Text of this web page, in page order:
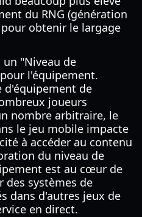
du RNG (génération
obtenir le largage
"Niveau de
l'équipement.
d'équipement de
joueurs
nombre arbitraire, le
le jeu mobile impacte
à accéder au contenu
du niveau de
est au cœur de
des systèmes de
dans d'autres jeux de
en direct.